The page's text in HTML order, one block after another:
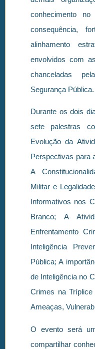
conhecimento
consequência,
alinhamento
envolvidos com
chanceladas
Segurança Pública.
Durante os dois
sete palestras
Evolução da
Perspectivas para
A
Militar e
Informativos nos
Branco; A
Enfrentamento
Inteligência
Pública; A
de Inteligência no
Crimes na
Ameaças,
O evento será
compartilhar